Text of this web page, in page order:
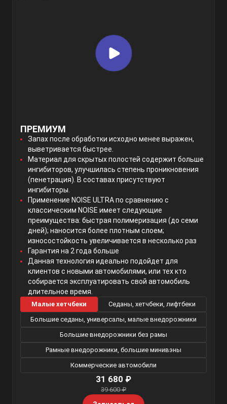
ПРЕМИУМ
Запах после обработки исходно менее выражен,
выветривается быстрее.
Материал для скрытых полостей содержит больше
ингибиторов, улучшилась степень проникновения
(пенетрация). В составах присутствуют
ингибиторы.
Применение NOISE ULTRA по сравнению с
классическим NOISE имеет следующие
преимущества: быстрая полимеризация (до семи
дней); наносится более плотным слоем;
износостойкость увеличивается в несколько раз
Гарантия на 2 года больше
Данная технология идеально подойдет для
клиентов с новыми автомобилями, или тех кто
собирается эксплуатировать свой автомобиль
длительное время.
Малые хетчбеки
Седаны, хетчбеки, лифтбеки
Большие седаны, универсалы, малые внедорожники
Большие внедорожники без рамы
Рамные внедорожники, большие минивэны
Коммерческие автомобили
31 680 ₽
39 600 ₽